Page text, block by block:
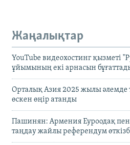
Жаңалықтар
YouTube видеохостинг қызметі
ұйымының екі арнасын
Орталық Азия 2025 жылы
өскен өңір атанды
Пашинян: Армения Еуроодақ
таңдау жайлы референдум